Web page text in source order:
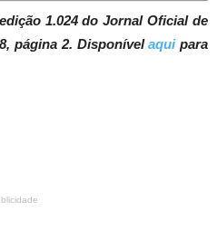
1.024 do Jornal Oficial de
página 2. Disponívelaquipara